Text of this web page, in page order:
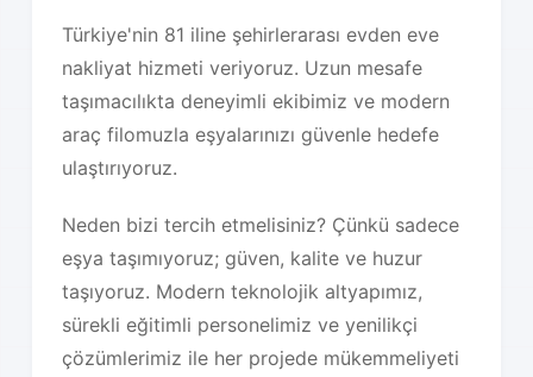
Türkiye'nin 81 iline şehirlerarası evden eve
nakliyat hizmeti veriyoruz. Uzun mesafe
taşımacılıkta deneyimli ekibimiz ve modern
araç filomuzla eşyalarınızı güvenle hedefe
ulaştırıyoruz.
Neden bizi tercih etmelisiniz? Çünkü sadece
eşya taşımıyoruz; güven, kalite ve huzur
taşıyoruz. Modern teknolojik altyapımız,
sürekli eğitimli personelimiz ve yenilikçi
çözümlerimiz ile her projede mükemmeliyeti